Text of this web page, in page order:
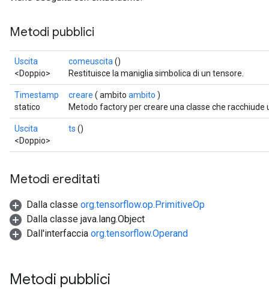
Metodi pubblici
Uscita
<Doppio>
comeuscita ()
Restituisce la maniglia simbolica di un tensore.
Timestamp
statico
creare ( ambito ambito )
Metodo factory per creare una classe che
Uscita
<Doppio>
ts ()
Metodi ereditati
Dalla classe org.tensorflow.op.PrimitiveOp
Dalla classe java.lang.Object
Dall'interfaccia org.tensorflow.Operand
Metodi pubblici